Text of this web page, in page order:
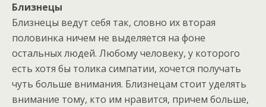
Близнецы
Близнецы ведут себя так, словно их вторая
половинка ничем не выделяется на фоне
остальных людей. Любому человеку, у которого
есть хотя бы толика симпатии, хочется получать
чуть больше внимания. Близнецам стоит уделять
внимание тому, кто им нравится, причем больше,